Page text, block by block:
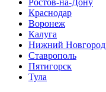
Ростов-на-Дону
Краснодар
Воронеж
Калуга
Нижний Новгород
Ставрополь
Пятигорск
Тула